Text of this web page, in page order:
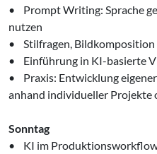
• Prompt Writing: Sprache
nutzen
• Stilfragen, Bildkomposition
• Einführung in KI-basierte
• Praxis: Entwicklung
anhand individueller Projekte
Sonntag
• KI im